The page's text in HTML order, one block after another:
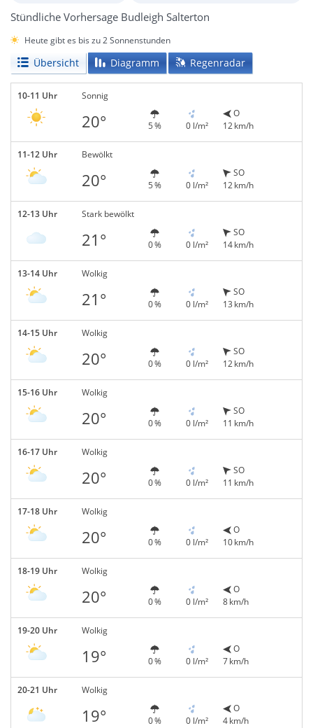
Stündliche Vorhersage Budleigh Salterton
Heute gibt es bis zu 2 Sonnenstunden
Übersicht Diagramm Regenradar
10-11 Uhr Sonnig
20° 5 % 0 l/m²
O
12 km/h
11-12 Uhr Bewölkt
20° 5 % 0 l/m²
SO
12 km/h
12-13 Uhr Stark bewölkt
21° 0 % 0 l/m²
SO
14 km/h
13-14 Uhr Wolkig
21° 0 % 0 l/m²
SO
13 km/h
14-15 Uhr Wolkig
20° 0 % 0 l/m²
SO
12 km/h
15-16 Uhr Wolkig
20° 0 % 0 l/m²
SO
11 km/h
16-17 Uhr Wolkig
20° 0 % 0 l/m²
SO
11 km/h
17-18 Uhr Wolkig
20° 0 % 0 l/m²
O
10 km/h
18-19 Uhr Wolkig
20° 0 % 0 l/m²
O
8 km/h
19-20 Uhr Wolkig
19° 0 % 0 l/m²
O
7 km/h
20-21 Uhr Wolkig
19° 0 % 0 l/m²
O
4 km/h